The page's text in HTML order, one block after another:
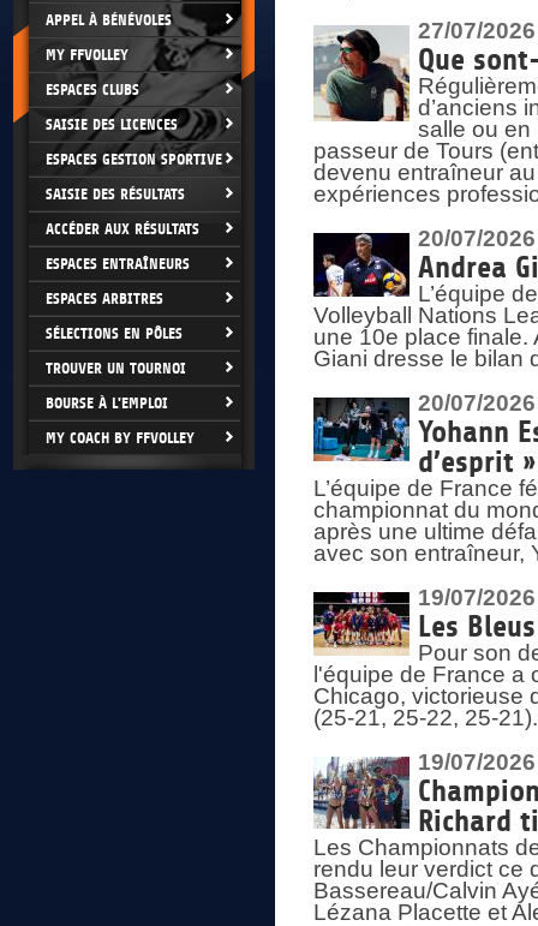
APPEL À BÉNÉVOLES
MY FFVOLLEY
ESPACES CLUBS
SAISIE DES LICENCES
ESPACES GESTION SPORTIVE
SAISIE DES RÉSULTATS
ACCÉDER AUX RÉSULTATS
ESPACES ENTRAÎNEURS
ESPACES ARBITRES
SÉLECTIONS EN PÔLES
TROUVER UN TOURNOI
BOURSE À L'EMPLOI
MY COACH BY FFVOLLEY
27/07/2026
Que
d’anciens
salle ou en
passeur de Tours
devenu entraîneur
expériences
20/07/2026
Andrea
L’équipe
Volleyball Nations
une 10e place finale.
Giani dresse le bilan
20/07/2026
Yohann
d’esprit »
L’équipe de France
championnat du
après une ultime
avec son entraîneur,
19/07/2026
Les
Pour son
l'équipe de France a
Chicago, victorieuse
(25-21, 25-22, 25-
19/07/2026
Richard
Les Championnats
rendu leur verdict ce
Bassereau/Calvin
Lézana Placette et